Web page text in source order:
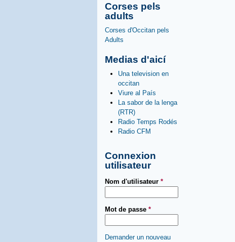
Corses pels
adults
Corses d'Occitan pels
Adults
Medias d'aicí
Una television en
occitan
Viure al País
La sabor de la lenga
(RTR)
Radio Temps Rodés
Radio CFM
Connexion
utilisateur
Nom d'utilisateur *
Mot de passe *
Demander un nouveau